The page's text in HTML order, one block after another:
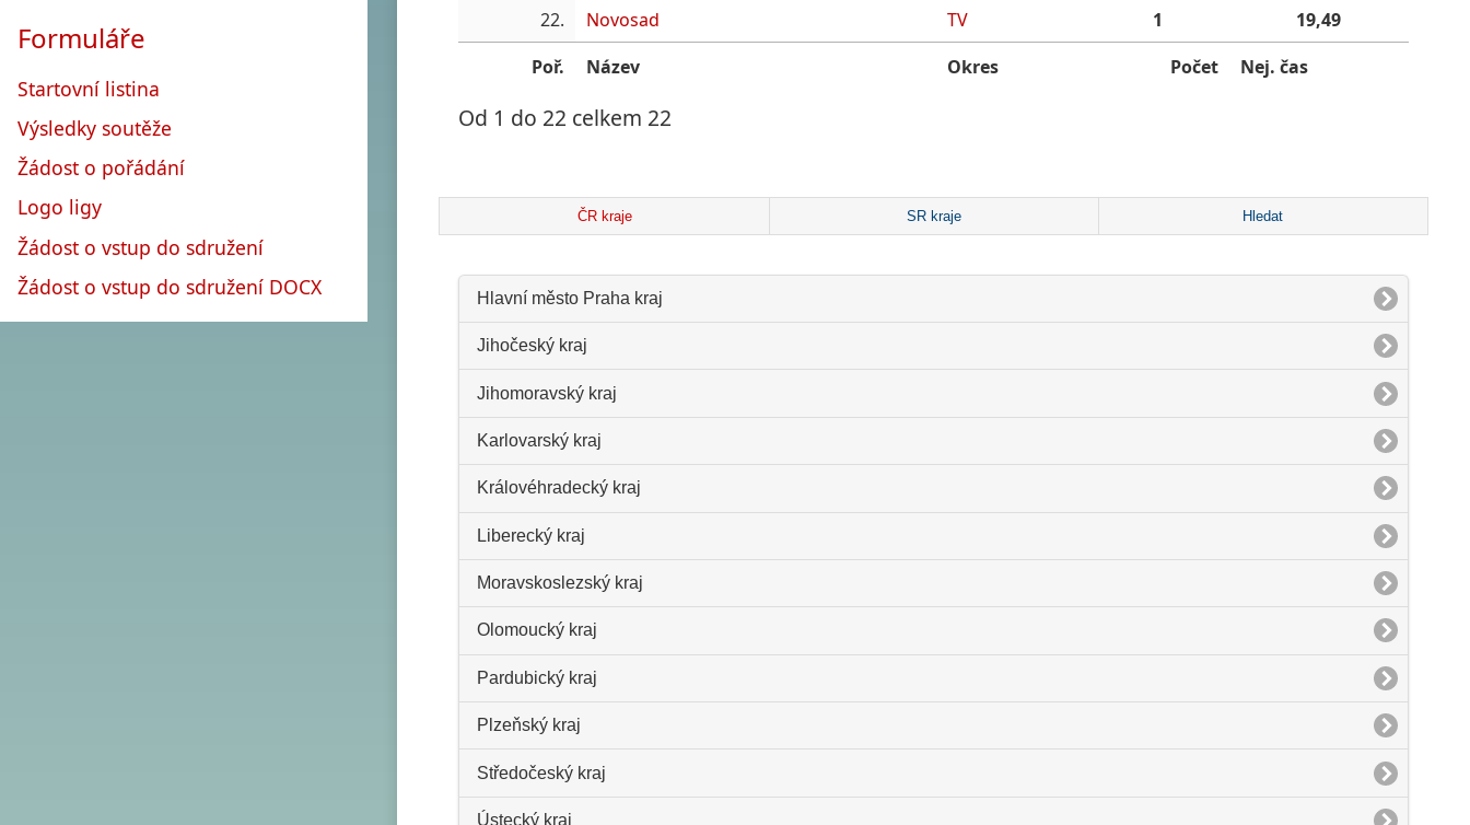
22.
Novosad TV 1
19,49
Poř.
Název Okres Počet Nej. čas
Od 1 do 22 celkem 22
ČR kraje SR kraje Hledat
Hlavní město Praha kraj
Jihočeský kraj
Jihomoravský kraj
Karlovarský kraj
Královéhradecký kraj
Liberecký kraj
Moravskoslezský kraj
Olomoucký kraj
Pardubický kraj
Plzeňský kraj
Středočeský kraj
Ústecký kraj
Formuláře
Startovní listina
Výsledky soutěže
Žádost o pořádání
Logo ligy
Žádost o vstup do sdružení
Žádost o vstup do sdružení DOCX